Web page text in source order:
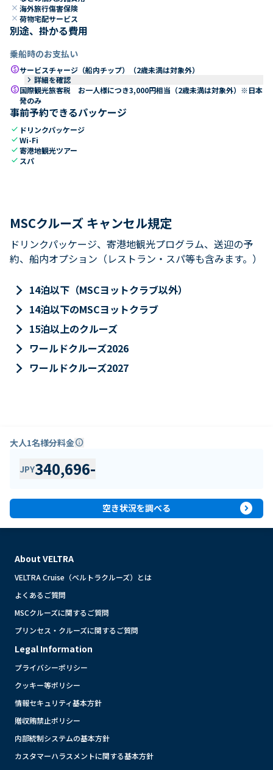
close 海外旅行傷害保険
close 荷物宅配サービス
別途、掛かる費用
乗船時のお支払い
paidサービスチャージ（船内チップ）（2歳未満は対象外）
keyboard_arrow_right 詳細を確認
paid国際観光旅客税 お一人様につき3,000円相当（2歳未満は対象外）※日本
発のみ
事前予約できるパッケージ
check ドリンクパッケージ
checkWi-Fi
check寄港地観光ツアー
check スパ
MSCクルーズ キャンセル規定
ドリンクパッケージ、寄港地観光プログラム、送迎の予
約、船内オプション（レストラン・スパ等も含みます。）
keyboard_arrow_right 14泊以下（MSCヨットクラブ以外）
keyboard_arrow_right 14泊以下のMSCヨットクラブ
keyboard_arrow_right 15泊以上のクルーズ
keyboard_arrow_right ワールドクルーズ2026
keyboard_arrow_right ワールドクルーズ2027
大人1名様分料金info
JPY340,696-
空き状況を調べる expand_circle_right
About VELTRA
VELTRA Cruise（ベルトラクルーズ）とは
よくあるご質問
MSCクルーズに関するご質問
プリンセス・クルーズに関するご質問
Legal Information
プライバシーポリシー
クッキー等ポリシー
情報セキュリティ基本方針
贈収賄禁止ポリシー
内部統制システムの基本方針
カスタマーハラスメントに関する基本方針